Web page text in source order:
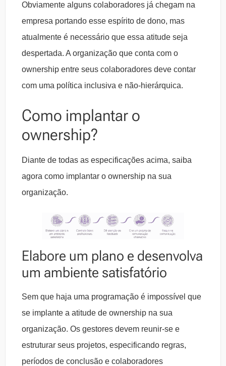
Obviamente alguns colaboradores já chegam na
empresa portando esse espírito de dono, mas
atualmente é necessário que essa atitude seja
despertada. A organização que conta com o
ownership entre seus colaboradores deve contar
com uma política inclusiva e não-hierárquica.
Como implantar o
ownership?
Diante de todas as especificações acima, saiba
agora como implantar o ownership na sua
organização.
Elabore um plano e desenvolva
um ambiente satisfatório
Sem que haja uma programação é impossível que
se implante a atitude de ownership na sua
organização. Os gestores devem reunir-se e
estruturar seus projetos, especificando regras,
períodos de conclusão e colaboradores